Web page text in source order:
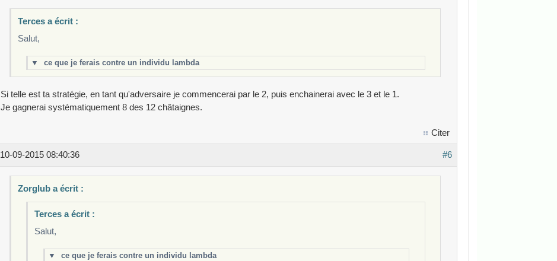
Terces a écrit :
Salut,
▼ ce que je ferais contre un individu lambda
Si telle est ta stratégie, en tant qu'adversaire je commencerai par le 2, puis enchainerai avec le 3 et le 1.
Je gagnerai systématiquement 8 des 12 châtaignes.
Citer
#6
10-09-2015 08:40:36
Zorglub a écrit :
Terces a écrit :
Salut,
▼ ce que je ferais contre un individu lambda